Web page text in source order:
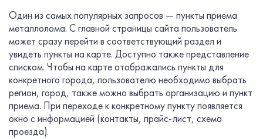
Один из самых популярных запросов — пункты приема
металлолома. С главной страницы сайта пользователь
может сразу перейти в соответствующий раздел и
увидеть пункты на карте. Доступно также представление
списком. Чтобы на карте отображались пункты для
конкретного города, пользователю необходимо выбрать
регион, город, также можно выбрать организацию и пункт
приема. При переходе к конкретному пункту появляется
окно с информацией (контакты, прайс-лист, схема
проезда).